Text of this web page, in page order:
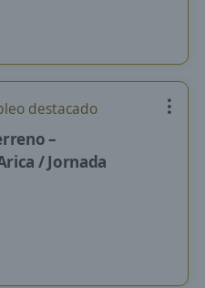
destacado
–
/ Jornada